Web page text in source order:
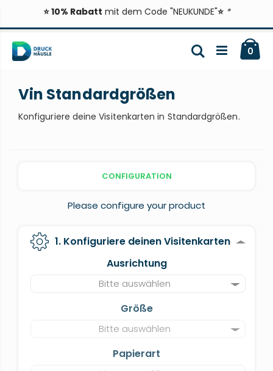
⭐ 10% Rabatt mit dem Code "NEUKUNDE"⭐ *
Inhalt
springen
0
Suche
Vin Standardgrößen
Konfiguriere deine Visitenkarten in Standardgrößen.
CONFIGURATION
Please configure your product
1. Konfiguriere deinen Visitenkarten
Ausrichtung
Bitte auswählen
Größe
Bitte auswählen
Papierart